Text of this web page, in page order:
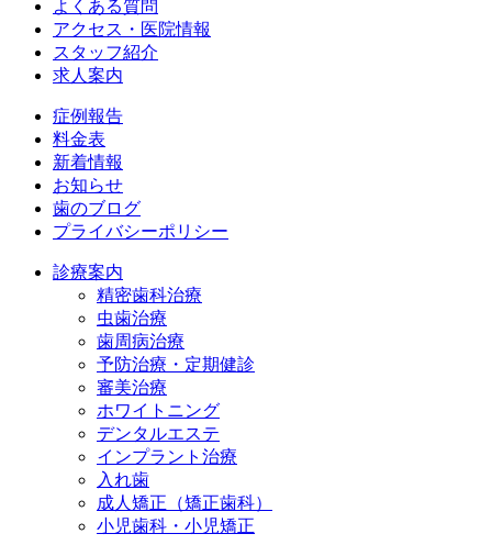
よくある質問
アクセス・医院情報
スタッフ紹介
求人案内
症例報告
料金表
新着情報
お知らせ
歯のブログ
プライバシーポリシー
診療案内
精密歯科治療
虫歯治療
歯周病治療
予防治療・定期健診
審美治療
ホワイトニング
デンタルエステ
インプラント治療
入れ歯
成人矯正（矯正歯科）
小児歯科・小児矯正